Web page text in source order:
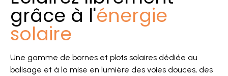
grâce à l'énergie
solaire
Une gamme de bornes et plots solaires dédiée au
balisage et à la mise en lumière des voies douces, des